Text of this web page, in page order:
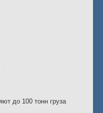
до 100 тонн груза